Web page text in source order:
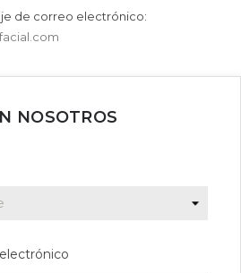
de correo electrónico:
NOSOTROS